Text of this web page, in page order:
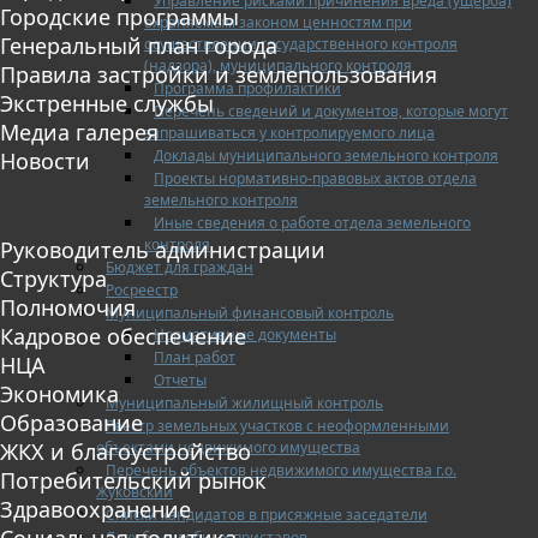
охраняемым законом ценностям при
осуществлении государственного контроля
(надзора), муниципального контроля
Программа профилактики
Перечень сведений и документов, которые могут
запрашиваться у контролируемого лица
Доклады муниципального земельного контроля
Проекты нормативно-правовых актов отдела
земельного контроля
Иные сведения о работе отдела земельного
контроля
Бюджет для граждан
Росреестр
Муниципальный финансовый контроль
Нормативные документы
План работ
Отчеты
Муниципальный жилищный контроль
Реестр земельных участков с неоформленными
объектами недвижимого имущества
Перечень объектов недвижимого имущества г.о.
Жуковский
Списки кандидатов в присяжные заседатели
Городские программы
Генеральный план города
Правила застройки и землепользования
Экстренные службы
Медиа галерея
Новости
Руководитель администрации
Структура
Полномочия
Кадровое обеспечение
НЦА
Экономика
Образование
ЖКХ и благоустройство
Потребительский рынок
Здравоохранение